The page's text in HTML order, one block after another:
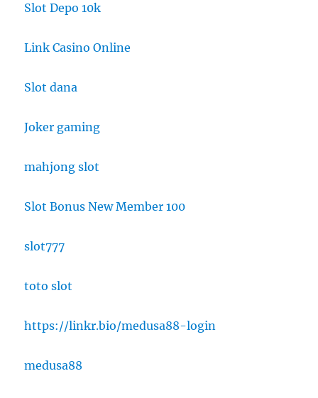
Slot Depo 10k
Link Casino Online
Slot dana
Joker gaming
mahjong slot
Slot Bonus New Member 100
slot777
toto slot
https://linkr.bio/medusa88-login
medusa88